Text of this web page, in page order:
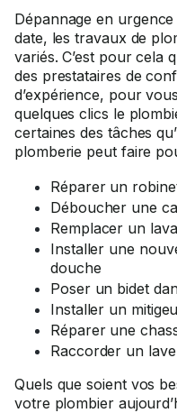
Dépannage en
date, les travaux de
variés. C’est pour cela
des prestataires de
d’expérience, pour
quelques clics le
certaines des tâches
plomberie peut faire
Réparer un
Déboucher une
Remplacer un
Installer une
douche
Poser un bidet
Installer un
Réparer une
Raccorder un
Quels que soient vos
votre plombier